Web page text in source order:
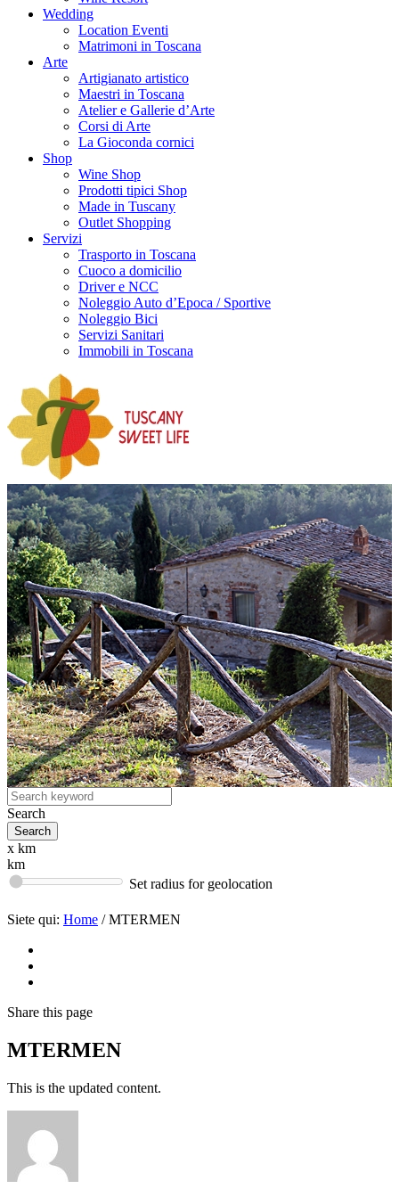
Wedding
Location Eventi
Matrimoni in Toscana
Arte
Artigianato artistico
Maestri in Toscana
Atelier e Gallerie d’Arte
Corsi di Arte
La Gioconda cornici
Shop
Wine Shop
Prodotti tipici Shop
Made in Tuscany
Outlet Shopping
Servizi
Trasporto in Toscana
Cuoco a domicilio
Driver e NCC
Noleggio Auto d’Epoca / Sportive
Noleggio Bici
Servizi Sanitari
Immobili in Toscana
Search
x km
km
Set radius for geolocation
Siete qui: Home / MTERMEN
Share this page
MTERMEN
This is the updated content.